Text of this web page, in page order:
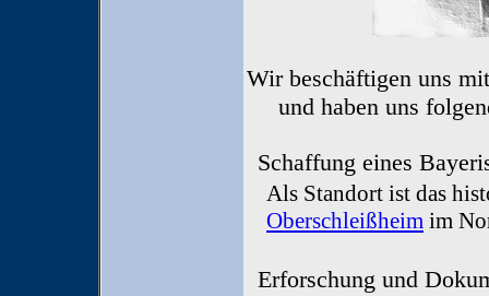
Wir beschäftigen uns
und haben uns
Schaffung eines
Als Standort ist das
Oberschleißheim im
Erforschung und